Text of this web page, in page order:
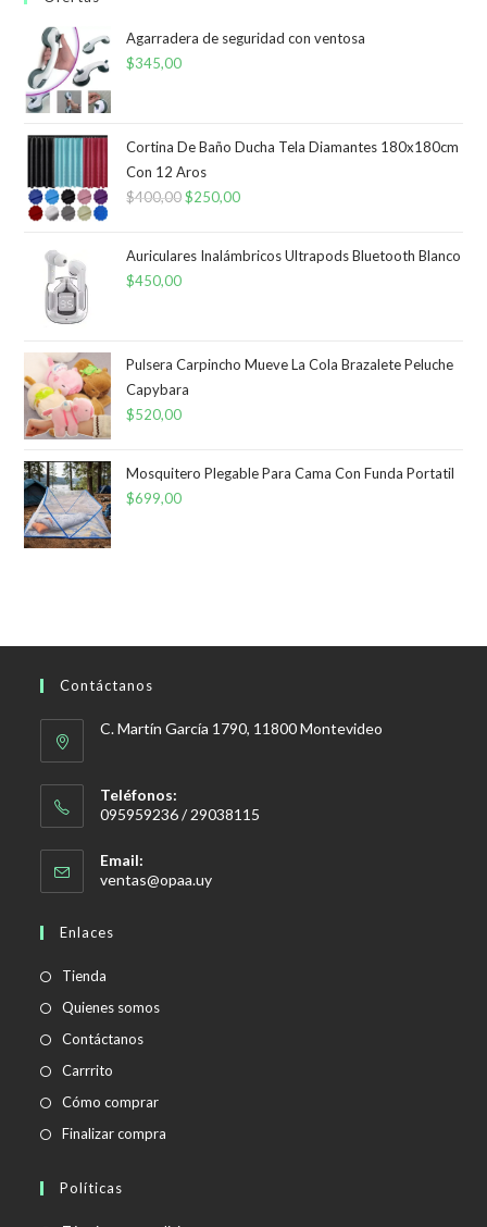
Agarradera de seguridad con ventosa
$345,00
Cortina De Baño Ducha Tela Diamantes 180x180cm
Con 12 Aros
$400,00El
original
$250,00El
actual
Auriculares Inalámbricos Ultrapods Bluetooth Blanco
$450,00
Pulsera Carpincho Mueve La Cola Brazalete Peluche
Capybara
$520,00
Mosquitero Plegable Para Cama Con Funda Portatil
$699,00
Contáctanos
C. Martín García 1790, 11800 Montevideo
Teléfonos:
095959236 / 29038115
Email:
ventas@opaa.uySe
Enlaces
Tienda
Quienes somos
Contáctanos
Carrrito
Cómo comprar
Finalizar compra
Políticas